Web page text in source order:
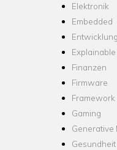
Elektronik
Embedded
Entwicklung
Explainable
Finanzen
Firmware
Framework
Gaming
Generative
Gesundheit